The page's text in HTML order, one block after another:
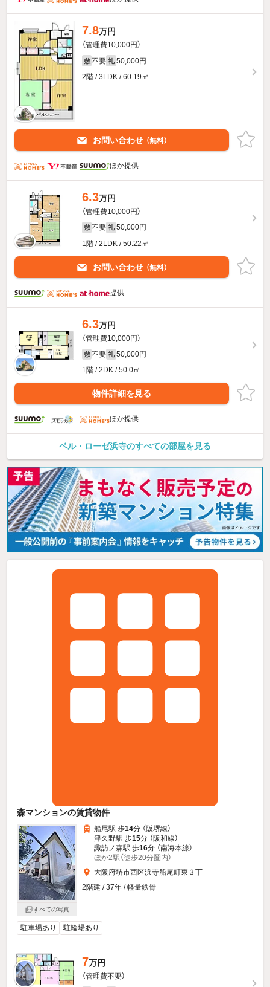
7.8万円
（管理費10,000円）
敷 不要 礼 50,000円
2階 / 3LDK / 60.19㎡
お問い合わせ （無料）
ほか提供
6.3万円
（管理費10,000円）
敷 不要 礼 50,000円
1階 / 2LDK / 50.22㎡
お問い合わせ （無料）
提供
6.3万円
（管理費10,000円）
敷 不要 礼 50,000円
1階 / 2DK / 50.0㎡
物件詳細を見る
ほか提供
ベル・ローゼ浜寺のすべての部屋を見る
森マンションの賃貸物件
すべての写真
船尾駅 歩14分 （阪堺線）
津久野駅 歩15分 （阪和線）
諏訪ノ森駅 歩16分 （南海本線）
ほか2駅（徒歩20分圏内）
大阪府堺市西区浜寺船尾町東３丁
2階建 / 37年 / 軽量鉄骨
駐車場あり 駐輪場あり
7万円
（管理費不要）